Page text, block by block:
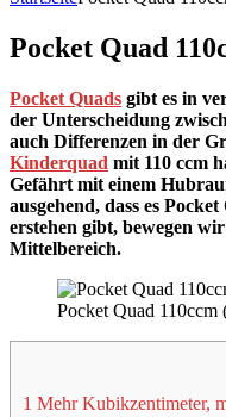
Pocket Quad
Pocket Quads gibt es in
der Unterscheidung
auch Differenzen in der
Kinderquad mit 110 ccm
Gefährt mit einem
ausgehend, dass es
erstehen gibt, bewegen
Mittelbereich.
Pocket Quad
1 Mehr Kubikzentimeter,